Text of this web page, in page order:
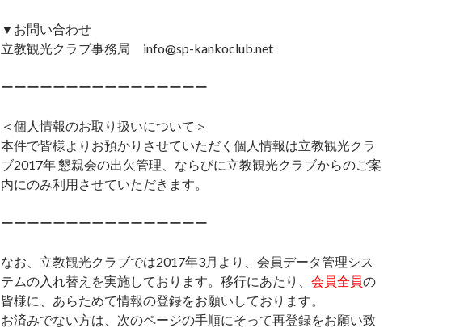
▼お問い合わせ
立教観光クラブ事務局 info@sp-kankoclub.net
ーーーーーーーーーーーーーーーー
＜個人情報のお取り扱いについて＞
本件で皆様よりお預かりさせていただく個人情報は立教観光クラ
ブ2017年 懇親会の出欠管理、ならびに立教観光クラブからのご案
内にのみ利用させていただきます。
ーーーーーーーーーーーーーーーー
なお、立教観光クラブでは2017年3月より、会員データ管理シス
テムの入れ替えを実施しております。移行にあたり、 会員全員の
皆様に、あらためて情報の登録をお願いしております。
お済みでない方は、次のページの手順にそって再登録をお願い致